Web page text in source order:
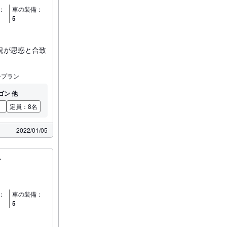
車の装備：
5
が思惑と合致
ラン
ン 他
定員：8名
2022/01/05
車の装備：
5